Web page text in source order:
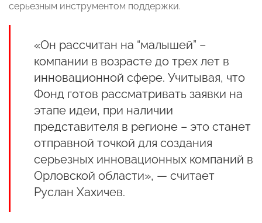
серьезным инструментом поддержки.
«Он рассчитан на “малышей” –
компании в возрасте до трех лет в
инновационной сфере. Учитывая, что
Фонд готов рассматривать заявки на
этапе идеи, при наличии
представителя в регионе – это станет
отправной точкой для создания
серьезных инновационных компаний в
Орловской области», — считает
Руслан Хахичев.